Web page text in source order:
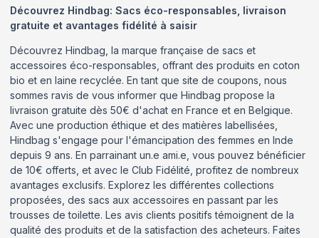
Découvrez Hindbag: Sacs éco-responsables, livraison
gratuite et avantages fidélité à saisir
Découvrez Hindbag, la marque française de sacs et
accessoires éco-responsables, offrant des produits en coton
bio et en laine recyclée. En tant que site de coupons, nous
sommes ravis de vous informer que Hindbag propose la
livraison gratuite dès 50€ d'achat en France et en Belgique.
Avec une production éthique et des matières labellisées,
Hindbag s'engage pour l'émancipation des femmes en Inde
depuis 9 ans. En parrainant un.e ami.e, vous pouvez bénéficier
de 10€ offerts, et avec le Club Fidélité, profitez de nombreux
avantages exclusifs. Explorez les différentes collections
proposées, des sacs aux accessoires en passant par les
trousses de toilette. Les avis clients positifs témoignent de la
qualité des produits et de la satisfaction des acheteurs. Faites